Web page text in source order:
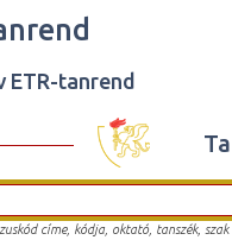
ETR-tanrend
címe, kódja, oktató, tanszék,